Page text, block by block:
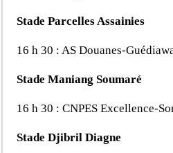
Stade Parcelles Assainies
16 h 30 : AS Douanes-
Stade Maniang Soumaré
16 h 30 : CNPES Excellence-
Stade Djibril Diagne